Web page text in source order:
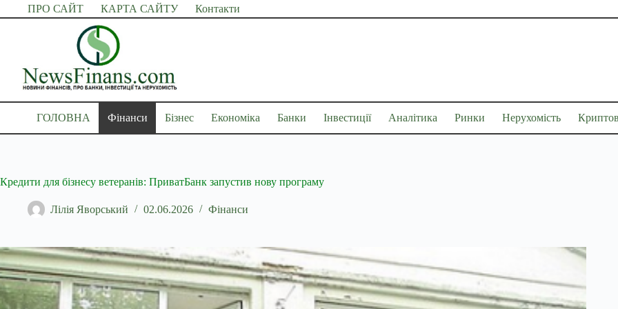
Перейти
до
ПРО САЙТ КАРТА САЙТУ Контакти
ГОЛОВНА Фінанси Бізнес Економіка Банки Інвестиції Аналітика Ринки Нерухомість
Кредити для бізнесу ветеранів: ПриватБанк запустив нову програму
Лілія Яворський 02.06.2026 Фінанси